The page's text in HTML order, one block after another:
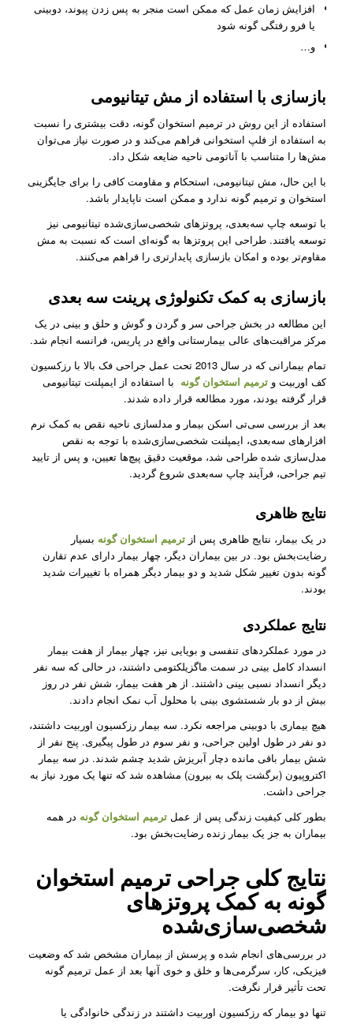
افزایش زمان عمل که ممکن است منجر به پس زدن پیوند، دوبینی
یا فرو رفتگی گونه ‌شود
و…
بازسازی با استفاده از مش تیتانیومی
استفاده از این روش در ترمیم استخوان گونه، دقت بیشتری را نسبت
به استفاده از فلپ استخوانی فراهم می‌کند و در صورت نیاز می‌توان
مش‌ها را متناسب با آناتومی ناحیه ضایعه شکل داد.
با این حال، مش تیتانیومی، استحکام و مقاومت کافی را برای جایگزینی
استخوان و ترمیم گونه ندارد و ممکن است ناپایدار باشد.
با توسعه چاپ سه‌بعدی، پروتزهای شخصی‌سازی‌شده تیتانیومی نیز
توسعه یافتند. طراحی این پروتزها به گونه‌ای‌ است که نسبت به مش
مقاوم‌تر بوده و امکان بازسازی پایدارتری را فراهم می‌کنند.
بازسازی به کمک تکنولوژی پرینت سه بعدی
این مطالعه در بخش جراحی سر و گردن و گوش و حلق و بینی در یک
مرکز مراقبت‌های عالی بیمارستانی واقع در پاریس، فرانسه انجام شد.
تمام بیمارانی که در سال 2013 تحت عمل جراحی فک بالا با رزکسیون
کف اوربیت و ترمیم استخوان گونه با استفاده از ایمپلنت تیتانیومی
قرار گرفته بودند، مورد مطالعه قرار داده شدند.
بعد از بررسی سی‌تی اسکن بیمار و مدلسازی ناحیه نقص به کمک نرم
افزارهای سه‌بعدی، ایمپلنت شخصی‌سازی‌شده با توجه به نقص
مدل‌سازی شده طراحی شد، موقعیت‌ دقیق پیچ‌ها تعیین، و پس از تایید
تیم جراحی، فرآیند چاپ سه‌بعدی شروع گردید.
نتایج ظاهری
در یک بیمار، نتایج ظاهری پس از ترمیم استخوان گونه بسیار
رضایت‌بخش بود. در بین بیماران دیگر، چهار بیمار دارای عدم تقارن
گونه بدون تغییر شکل شدید و دو بیمار دیگر همراه با تغییرات شدید
بودند.
نتایج عملکردی
در مورد عملکردهای تنفسی و بویایی نیز، چهار بیمار از هفت بیمار
انسداد کامل بینی در سمت ماگزیلکتومی داشتند، در حالی که سه نفر
دیگر انسداد نسبی بینی داشتند. از هر هفت بیمار، شش نفر در روز
بیش از دو بار شستشوی بینی با محلول آب نمک انجام دادند.
هیچ بیماری با دوبینی مراجعه نکرد. سه بیمار رزکسیون اوربیت داشتند،
دو نفر در طول اولین جراحی، و نفر سوم در طول پیگیری. پنج نفر از
شش بیمار باقی مانده دچار آبریزش شدید چشم شدند. در سه بیمار
اکتروپیون (برگشت پلک به بیرون) مشاهده شد که تنها یک مورد نیاز به
جراحی داشت.
بطور کلی کیفیت زندگی پس از عمل ترمیم استخوان گونه در همه
بیماران به جز یک بیمار زنده رضایت‌بخش بود.
نتایج کلی جراحی ترمیم استخوان
گونه به کمک پروتزهای
شخصی‌سازی‌شده
در بررسی‌های انجام شده و پرسش از بیماران مشخص شد که وضعیت
فیزیکی، کار، سرگرمی‌ها و خلق و خوی آنها بعد از عمل ترمیم گونه
تحت تأثیر قرار نگرفت.
تنها دو بیمار که رزکسیون اوربیت داشتند در زندگی خانوادگی یا